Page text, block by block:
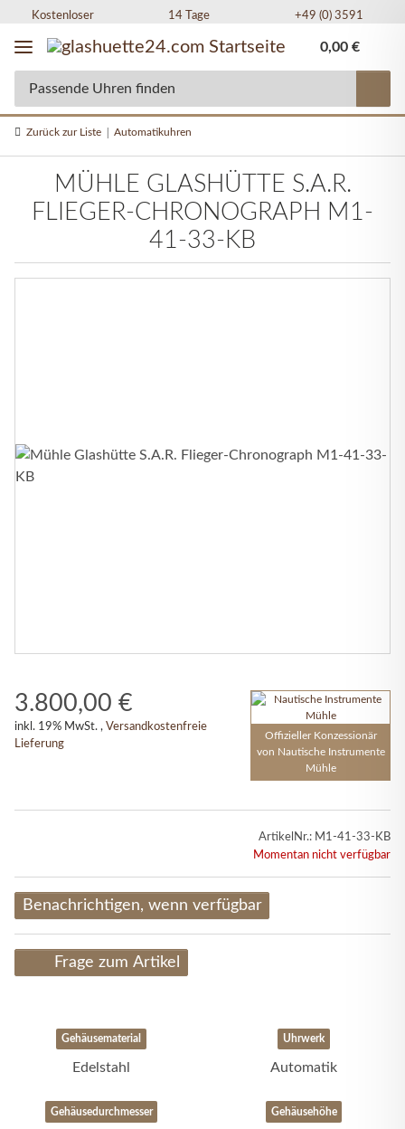
Kostenloser
14 Tage
+49 (0) 3591
0,00 €
Zurück zur Liste Automatikuhren
MÜHLE GLASHÜTTE S.A.R.
FLIEGER-CHRONOGRAPH M1-
41-33-KB
3.800,00 €
inkl. 19% MwSt. , Versandkostenfreie
Lieferung
Offizieller Konzessionär
von Nautische Instrumente
Mühle
ArtikelNr.: M1-41-33-KB
Momentan nicht verfügbar
Benachrichtigen, wenn verfügbar
Frage zum Artikel
Gehäusematerial
Edelstahl
Uhrwerk
Automatik
Gehäusedurchmesser Gehäusehöhe